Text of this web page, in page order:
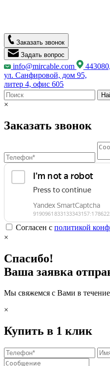
Заказать звонок
Задать вопрос
info@mircable.com
ул. Санфировой, дом 95,
литер 4, офис 605
×
Заказать звонок
Согласен с политикой
×
Спасибо!
Ваша заявка
Мы свяжемся с Вами в
×
Купить в 1 клик